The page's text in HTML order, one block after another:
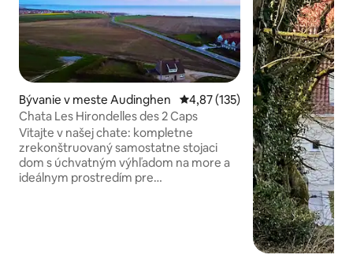
Bývanie v meste Audinghen Priemerné ohodnotenie 4,87 z
4,87 (135)
Chata Les Hirondelles des 2 Caps
Vitajte v našej chate: kompletne
zrekonštruovaný samostatne stojaci
dom s úchvatným výhľadom na more a
ideálnym prostredím pre